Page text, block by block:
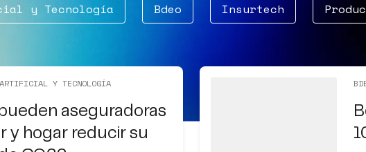
y Tecnología Bdeo Insurtech
Y TECNOLOGÍA
aseguradoras
y hogar reducir su